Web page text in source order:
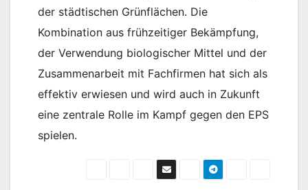
der städtischen Grünflächen. Die
Kombination aus frühzeitiger Bekämpfung,
der Verwendung biologischer Mittel und der
Zusammenarbeit mit Fachfirmen hat sich als
effektiv erwiesen und wird auch in Zukunft
eine zentrale Rolle im Kampf gegen den EPS
spielen.